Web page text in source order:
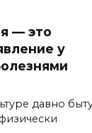
— это
у
давно